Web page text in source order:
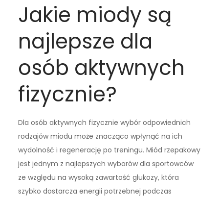
Jakie miody są
najlepsze dla
osób aktywnych
fizycznie?
Dla osób aktywnych fizycznie wybór odpowiednich
rodzajów miodu może znacząco wpłynąć na ich
wydolność i regenerację po treningu. Miód rzepakowy
jest jednym z najlepszych wyborów dla sportowców
ze względu na wysoką zawartość glukozy, która
szybko dostarcza energii potrzebnej podczas